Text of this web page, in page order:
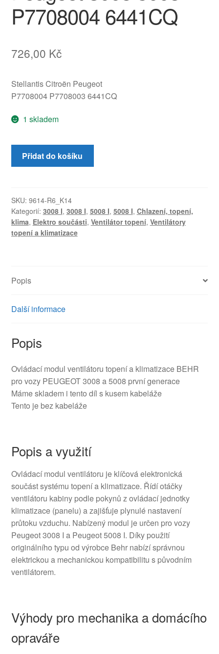
P7708004 6441CQ
726,00 Kč
Stellantis Citroën Peugeot
P7708004 P7708003 6441CQ
1 skladem
Ovládací
modul
Peugeot
3008
5008
P7708004
Přidat do košíku
SKU: 9614-R6_K14
Kategorií: 3008 I, 3008 I, 5008 I, 5008 I, Chlazení, topení,
klima, Elektro součásti, Ventilátor topení, Ventilátory
topení a klimatizace
Popis
Další informace
Popis
Ovládací modul ventilátoru topení a klimatizace BEHR
pro vozy PEUGEOT 3008 a 5008 první generace
Máme skladem i tento díl s kusem kabeláže
Tento je bez kabeláže
Popis a využití
Ovládací modul ventilátoru je klíčová elektronická
součást systému topení a klimatizace. Řídí otáčky
ventilátoru kabiny podle pokynů z ovládací jednotky
klimatizace (panelu) a zajišťuje plynulé nastavení
průtoku vzduchu. Nabízený modul je určen pro vozy
Peugeot 3008 I a Peugeot 5008 I. Díky použití
originálního typu od výrobce Behr nabízí správnou
elektrickou a mechanickou kompatibilitu s původním
ventilátorem.
Výhody pro mechanika a domácího
opraváře